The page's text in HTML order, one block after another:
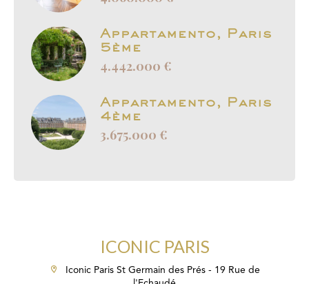
Appartamento, Paris
5ème
4.442.000 €
Appartamento, Paris
4ème
3.675.000 €
ICONIC PARIS
Iconic Paris St Germain des Prés - 19 Rue de